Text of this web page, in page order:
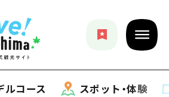
ルコース スポット・体験